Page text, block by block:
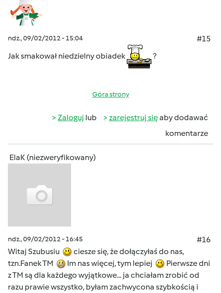
ndz., 09/02/2012 - 15:04
#15
Jak smakował niedzielny obiadek
?
Góra strony
Zaloguj lub zarejestruj sięaby dodawać
komentarze
ElaK (niezweryfikowany)
ndz., 09/02/2012 - 16:45
#16
Witaj Szubusiu
ciesze się, że dołączyłaś do nas,
tzn.Fanek TM
Im nas więcej, tym lepiej
Pierwsze dni
z TM są dla każdego wyjątkowe... ja chciałam zrobić od
razu prawie wszystko, byłam zachwycona szybkością i